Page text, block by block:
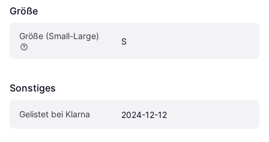
Größe
Größe (Small-Large)
S
Sonstiges
Gelistet bei Klarna 2024-12-12